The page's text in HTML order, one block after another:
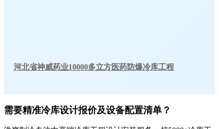
河北省神威药业10000多立方医药防爆冷库工程
需要精准冷库设计报价及设备配置清单？